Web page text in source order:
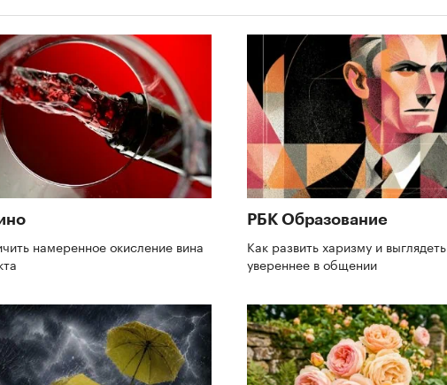
намеренное окисление вина
РБК Образование
Как развить харизму и выглядеть
увереннее в общении